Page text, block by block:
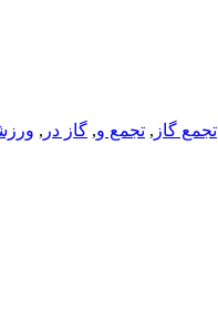
تجمع گاز , تجمع و, گاز در ,